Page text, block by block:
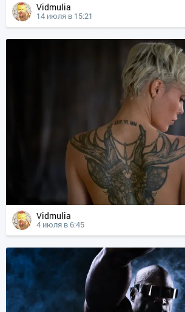
Vidmulia
14 июля в 15:21
Vidmulia
4 июля в 6:45